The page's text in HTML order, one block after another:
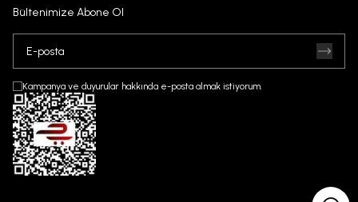
Bültenimize Abone Ol
Kampanya ve duyurular hakkında e-posta almak istiyorum.